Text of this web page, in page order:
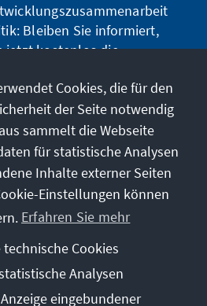
Bleiben Sie informiert,
jetzt kostenlos die
den deutschsprachigen
Printprodukt in deutscher
Sprache beziehen.
abonnieren
Cookies, die für den
der Seite notwendig
sammelt die Webseite
für statistische Analysen
Inhalte externer Seiten
Einstellungen können
Erfahren Sie mehr
Cookies
Analysen
eingebundener